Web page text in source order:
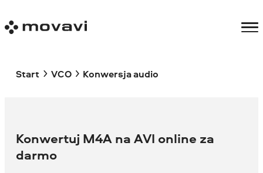
Start VCO Konwersja audio
Konwertuj M4A na AVI online za
darmo